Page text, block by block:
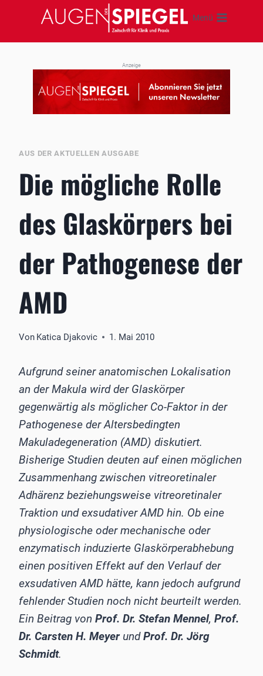
springen
Menü
Anzeige
AUS DER AKTUELLEN AUSGABE
Die mögliche Rolle
des Glaskörpers bei
der Pathogenese der
AMD
Von Katica Djakovic 1. Mai 2010
Aufgrund seiner anatomischen Lokalisation
an der Makula wird der Glaskörper
gegenwärtig als möglicher Co-Faktor in der
Pathogenese der Altersbedingten
Makuladegeneration (AMD) diskutiert.
Bisherige Studien deuten auf einen möglichen
Zusammenhang zwischen vitreoretinaler
Adhärenz beziehungsweise vitreoretinaler
Traktion und exsudativer AMD hin. Ob eine
physiologische oder mechanische oder
enzymatisch induzierte Glaskörperabhebung
einen positiven Effekt auf den Verlauf der
exsudativen AMD hätte, kann jedoch aufgrund
fehlender Studien noch nicht beurteilt werden.
Ein Beitrag von Prof. Dr. Stefan Mennel, Prof.
Dr. Carsten H. MeyerundProf. Dr. Jörg
Schmidt.